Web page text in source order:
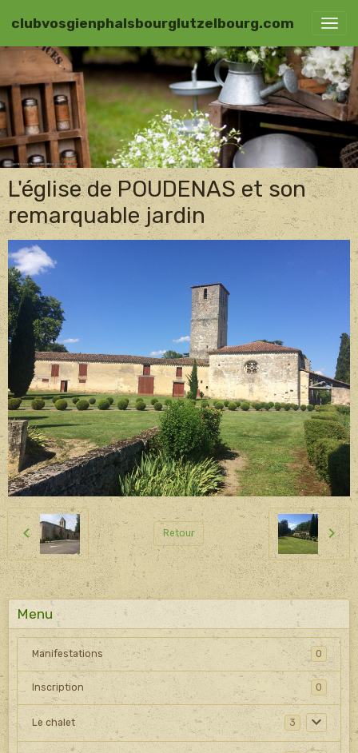
clubvosgienphalsbourglutzelbourg.com
L'église de POUDENAS et son
remarquable jardin
Retour
Menu
Manifestations 0
Inscription 0
Le chalet 3